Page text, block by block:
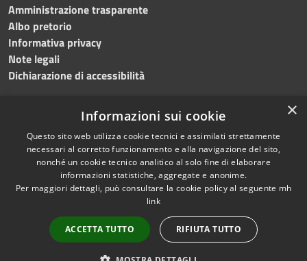
Amministrazione trasparente
Albo pretorio
Informativa privacy
Note legali
Dichiarazione di accessibilità
Accessibilità
Mappa del sito
Copyright © 2026 • Comune di
Salemi • Powered by
redazione
×
Informazioni sui cookie
Questo sito web utilizza cookie tecnici e assimilati strettamente
necessari al corretto funzionamento e alla navigazione del sito,
nonché un cookie tecnico analitico al solo fine di elaborare
informazioni statistiche, aggregate e anonime.
Per maggiori dettagli, può consultare la cookie policy al seguente mh
link
ACCETTA TUTTO RIFIUTA TUTTO